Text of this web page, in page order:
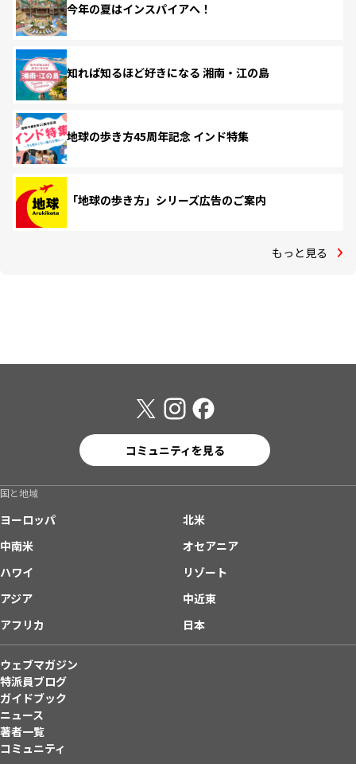
今年の夏はインスパイアへ！
知れば知るほど好きになる 湘南・江の島
地球の歩き方45周年記念 インド特集
「地球の歩き方」シリーズ広告のご案内
もっと見る
コミュニティを見る
国と地域
ヨーロッパ
北米
中南米
オセアニア
ハワイ
リゾート
アジア
中近東
アフリカ
日本
ウェブマガジン
特派員ブログ
ガイドブック
ニュース
著者一覧
コミュニティ